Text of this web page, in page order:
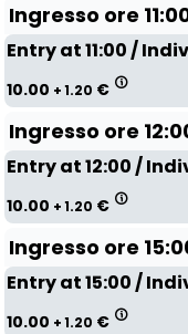
Ingresso ore
Entry at 11:00 /
10.00 + 1.20 €
Ingresso ore
Entry at 12:00 /
10.00 + 1.20 €
Ingresso ore
Entry at 15:00 /
10.00 + 1.20 €